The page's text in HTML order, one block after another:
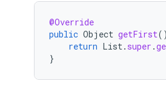
@Override
public Object getFirst()
return List. super .
}